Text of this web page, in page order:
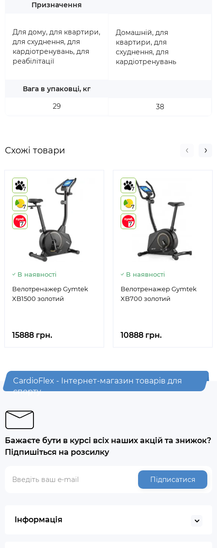
Призначення
Для дому, для квартири,
для схуднення, для
кардіотренувань, для
реабілітації
Вага в упаковці, кг
29
Домашній, для
квартири, для
схуднення, для
кардіотренувань
38
Схожі товари
7
7
7
В наявності
Велотренажер Gymtek
XB1500 золотий
15888 грн.
7
7
7
В наявності
Велотренажер Gymtek
XB700 золотий
10888 грн.
CardioFlex - Інтернет-магазин товарів для
спорту
Бажаєте бути в курсі всіх наших акцій та знижок?
Підпишіться на розсилку
Підписатися
Інформація